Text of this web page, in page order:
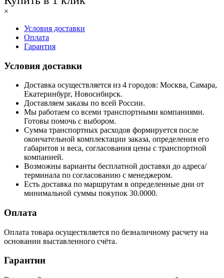
×
Условия доставки
Оплата
Гарантия
Условия доставки
Доставка осуществляется из 4 городов: Москва, Самара,
Екатеринбург, Новосибирск.
Доставляем заказы по всей России.
Мы работаем со всеми транспортными компаниями.
Готовы помочь с выбором.
Сумма транспортных расходов формируется после
окончательной комплектации заказа, определения его
габаритов и веса, согласования цены с транспортной
компанией.
Возможны варианты бесплатной доставки до адреса/
терминала по согласованию с менеджером.
Есть доставка по маршрутам в определенные дни от
минимальной суммы покупок 30.0000.
Оплата
Оплата товара осуществляется по безналичному расчету на
основании выставленного счёта.
Гарантии